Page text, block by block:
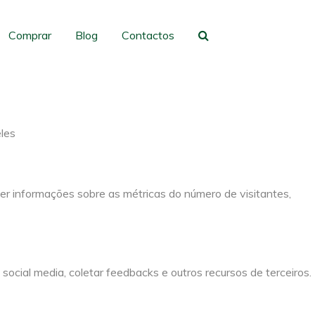
informações sobre as métricas do número de visitantes,
media, coletar feedbacks e outros recursos de terceiros.
Comprar Blog Contactos